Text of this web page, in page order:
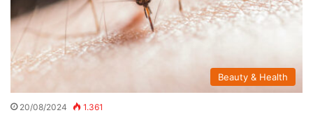
Beauty & Health
20/08/2024 1.361